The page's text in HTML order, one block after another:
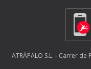
ATRÁPALO S.L. - Carrer